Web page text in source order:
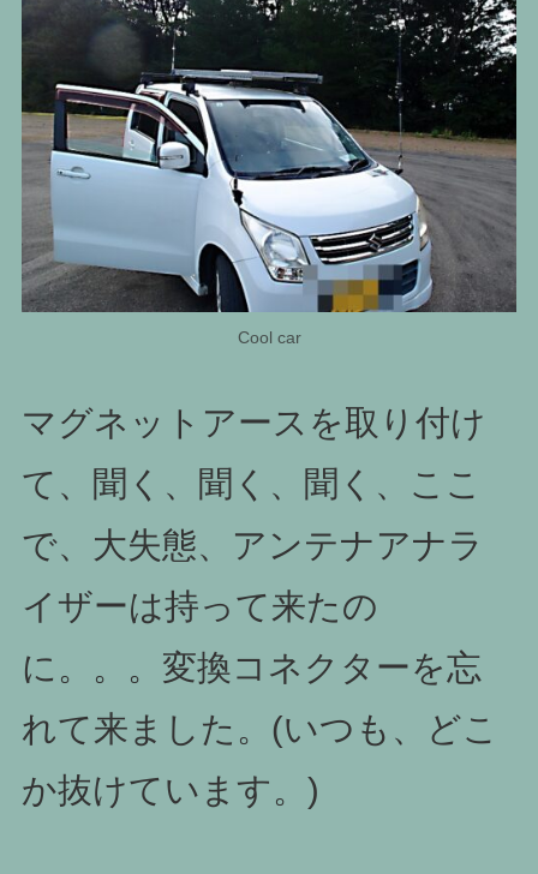
Cool car
マグネットアースを取り付け
て、聞く、聞く、聞く、ここ
で、大失態、アンテナアナラ
イザーは持って来たの
に。。。変換コネクターを忘
れて来ました。(いつも、どこ
か抜けています。)